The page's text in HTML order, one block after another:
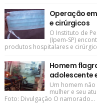
Operação
e cirúrgicos
O Instituto de
(Ipem-SP)
produtos hospitalares e
Homem
adolescente
Um homem
mulher e seu
Foto: Divulgação O namorado...